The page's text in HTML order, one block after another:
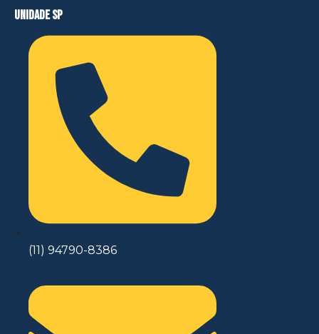
unidade sp
(11) 94790-8386